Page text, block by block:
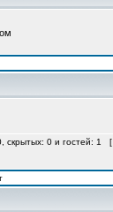
скрытых: 0 и гостей: 1 [